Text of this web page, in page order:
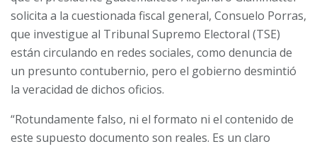
solicita a la cuestionada fiscal general, Consuelo Porras,
que investigue al Tribunal Supremo Electoral (TSE)
están circulando en redes sociales, como denuncia de
un presunto contubernio, pero el gobierno desmintió
la veracidad de dichos oficios.
“Rotundamente falso, ni el formato ni el contenido de
este supuesto documento son reales. Es un claro